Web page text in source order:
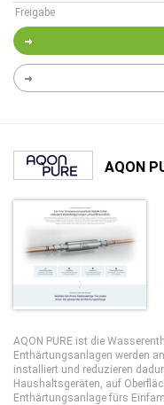
Freigabe
AQON
AQON PURE ist die
Enthärtungsanlagen werden
installiert und reduzieren
Haushaltsgeräten, auf
Enthärtungsanlage fürs